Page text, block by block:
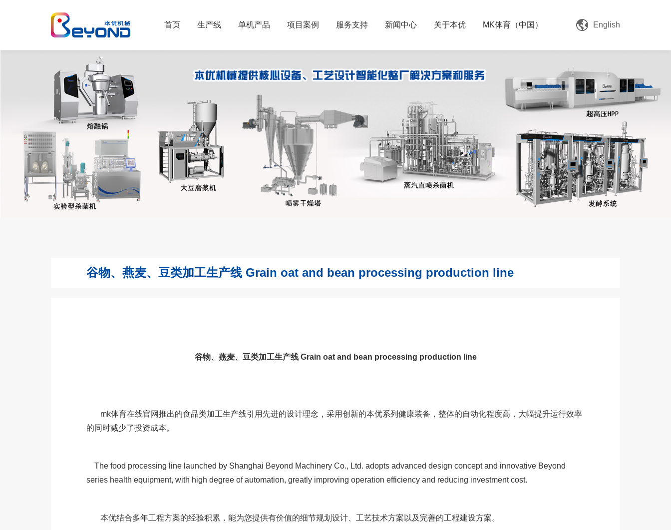
首页 生产线 单机产品 项目案例 服务支持 新闻中心 关于本优 MK体育（中国） English
谷物、燕麦、豆类加工生产线 Grain oat and bean processing production line
谷物、燕麦、豆类加工生产线 Grain oat and bean processing production line
mk体育在线官网推出的食品类加工生产线引用先进的设计理念，采用创新的本优系列健康装备，整体的自动化程度高，大幅提升运行效率
的同时减少了投资成本。
The food processing line launched by Shanghai Beyond Machinery Co., Ltd. adopts advanced design concept and innovative Beyond
series health equipment, with high degree of automation, greatly improving operation efficiency and reducing investment cost.
本优结合多年工程方案的经验积累，能为您提供有价值的细节规划设计、工艺技术方案以及完善的工程建设方案。